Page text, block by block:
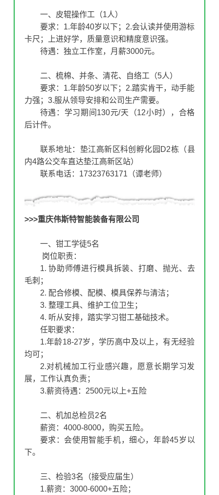
一、皮辊操作工（1人）
要求：1.年龄40岁以下；2.会认读并使用游标
卡尺；上进好学，质量意识和精度意识强。
待遇：独立工作室，月薪3000元。
二、梳棉、并条、清花、自络工（5人）
要求：1.年龄50岁以下；2.踏实肯干，动手能
力强；3.服从领导安排和公司生产需要。
待遇：学习期间130元/天（12小时），合格
后计件。
联系地址：垫江高新区科创孵化园D2栋（县
内4路公交车直达垫江高新区站）
联系电话：17323763171（谭老师）
>>>重庆伟斯特智能装备有限公司
一、钳工学徒5名
岗位职责：
1. 协助师傅进行模具拆装、打磨、抛光、去
毛刺；
2. 配合修模、配模、模具保养与清洁；
3. 整理工具、维护工位卫生；
4. 听从安排，踏实学习钳工基础技术。
任职要求：
1.年龄18-27岁，学历高中及以上，有无经验
均可；
2.对机械加工行业感兴趣，愿意长期学习发
展，工作认真负责；
3.薪资待遇：2500元以上+五险
二、机加总检员2名
薪资：4000-8000，购买五险。
要求：会使用智能手机，细心，年龄45岁以
下。
三、检验3名（接受应届生）
1.薪资：3000-6000+五险；